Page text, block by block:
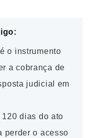
o instrumento
a cobrança de
judicial em
dias do ato
o acesso